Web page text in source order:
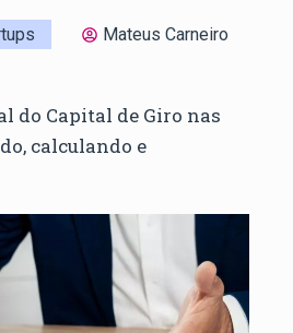
Mateus Carneiro
do Capital de Giro nas
calculando e